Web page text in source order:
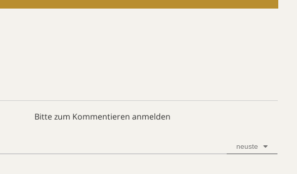
Bitte zum Kommentieren anmelden
neuste